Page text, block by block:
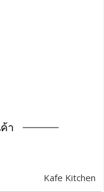
า
Kafe Kitchen